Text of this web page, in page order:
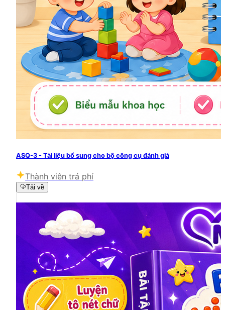
ASQ-3 - Tài liệu bổ sung cho bộ công cụ đánh giá
Thành viên trả phí
Tải về